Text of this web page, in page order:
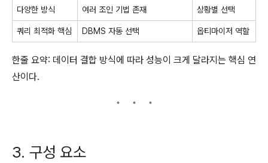
다양한 방식 여러 조인 기법 존재 상황별 선택
쿼리 최적화 핵심 DBMS 자동 선택 옵티마이저 역할
한줄 요약: 데이터 결합 방식에 따라 성능이 크게 달라지는 핵심 연
산이다.
3. 구성 요소